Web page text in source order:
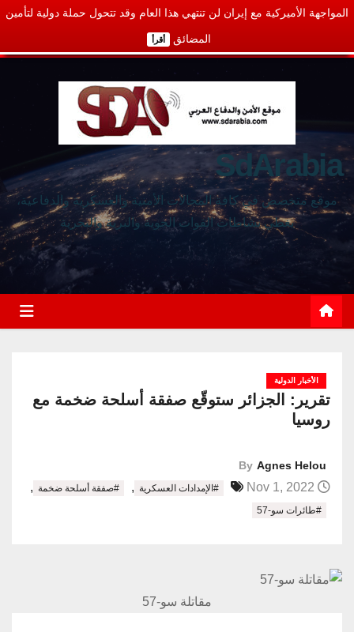
المواجهة الأميركية مع إيران لن تنتهي هذا العام وقد تتحول حملة دولية لتأمين
المضائق أقرأ
SdArabia
موقع متخصص في كافة المجالات الأمنية والعسكرية والدفاعية،
يغطي نشاطات القوات الجوية والبرية والبحرية
الأخبار الدولية
تقرير: الجزائر ستوقّع صفقة أسلحة ضخمة مع
روسيا
By Agnes Helou
#الإمدادات العسكرية , #صفقة أسلحة ضخمة ,
#طائرات سو-57
مقاتلة سو-57